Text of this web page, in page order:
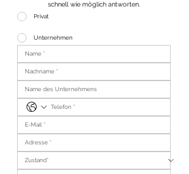
schnell wie möglich antworten.
Privat
Unternehmen